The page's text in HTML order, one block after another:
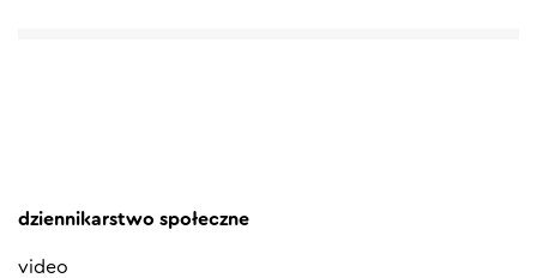
dziennikarstwo społeczne
video